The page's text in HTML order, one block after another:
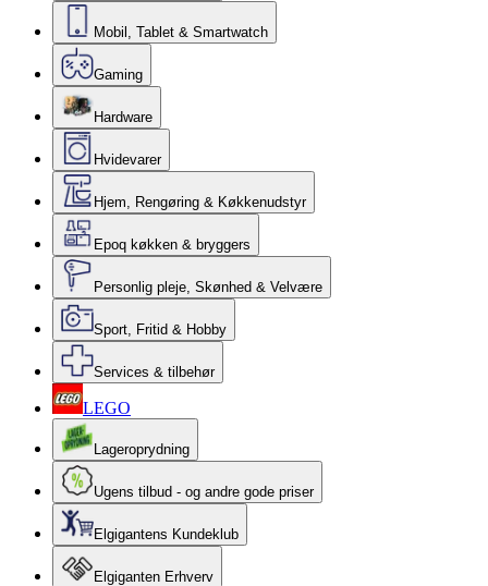
Mobil, Tablet & Smartwatch
Gaming
Hardware
Hvidevarer
Hjem, Rengøring & Køkkenudstyr
Epoq køkken & bryggers
Personlig pleje, Skønhed & Velvære
Sport, Fritid & Hobby
Services & tilbehør
LEGO
Lageroprydning
Ugens tilbud - og andre gode priser
Elgigantens Kundeklub
Elgiganten Erhverv